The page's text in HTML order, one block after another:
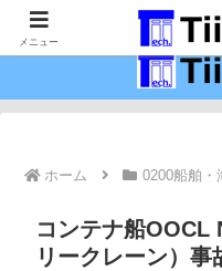
最新の科学
ホーム 0200船舶・
コンテナ船OOCL
リークレーン）
メニュー